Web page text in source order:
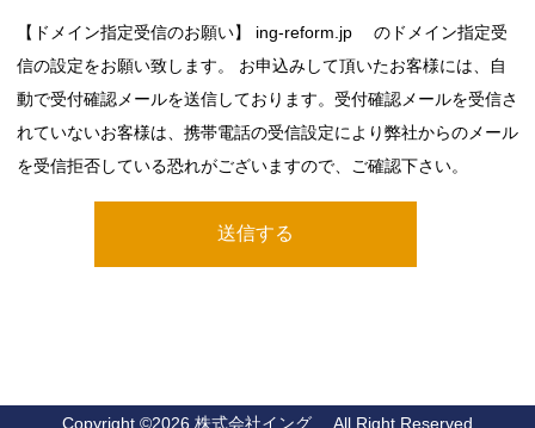
【ドメイン指定受信のお願い】 ing-reform.jp のドメイン指定受
信の設定をお願い致します。 お申込みして頂いたお客様には、自
動で受付確認メールを送信しております。受付確認メールを受信さ
れていないお客様は、携帯電話の受信設定により弊社からのメール
を受信拒否している恐れがございますので、ご確認下さい。
Copyright ©2026 株式会社イング .All Right Reserved